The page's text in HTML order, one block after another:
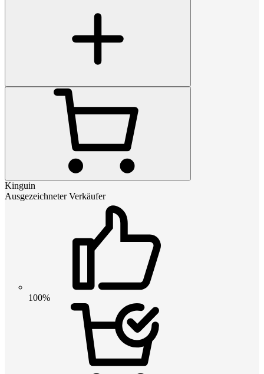
Kinguin
Ausgezeichneter Verkäufer
100%